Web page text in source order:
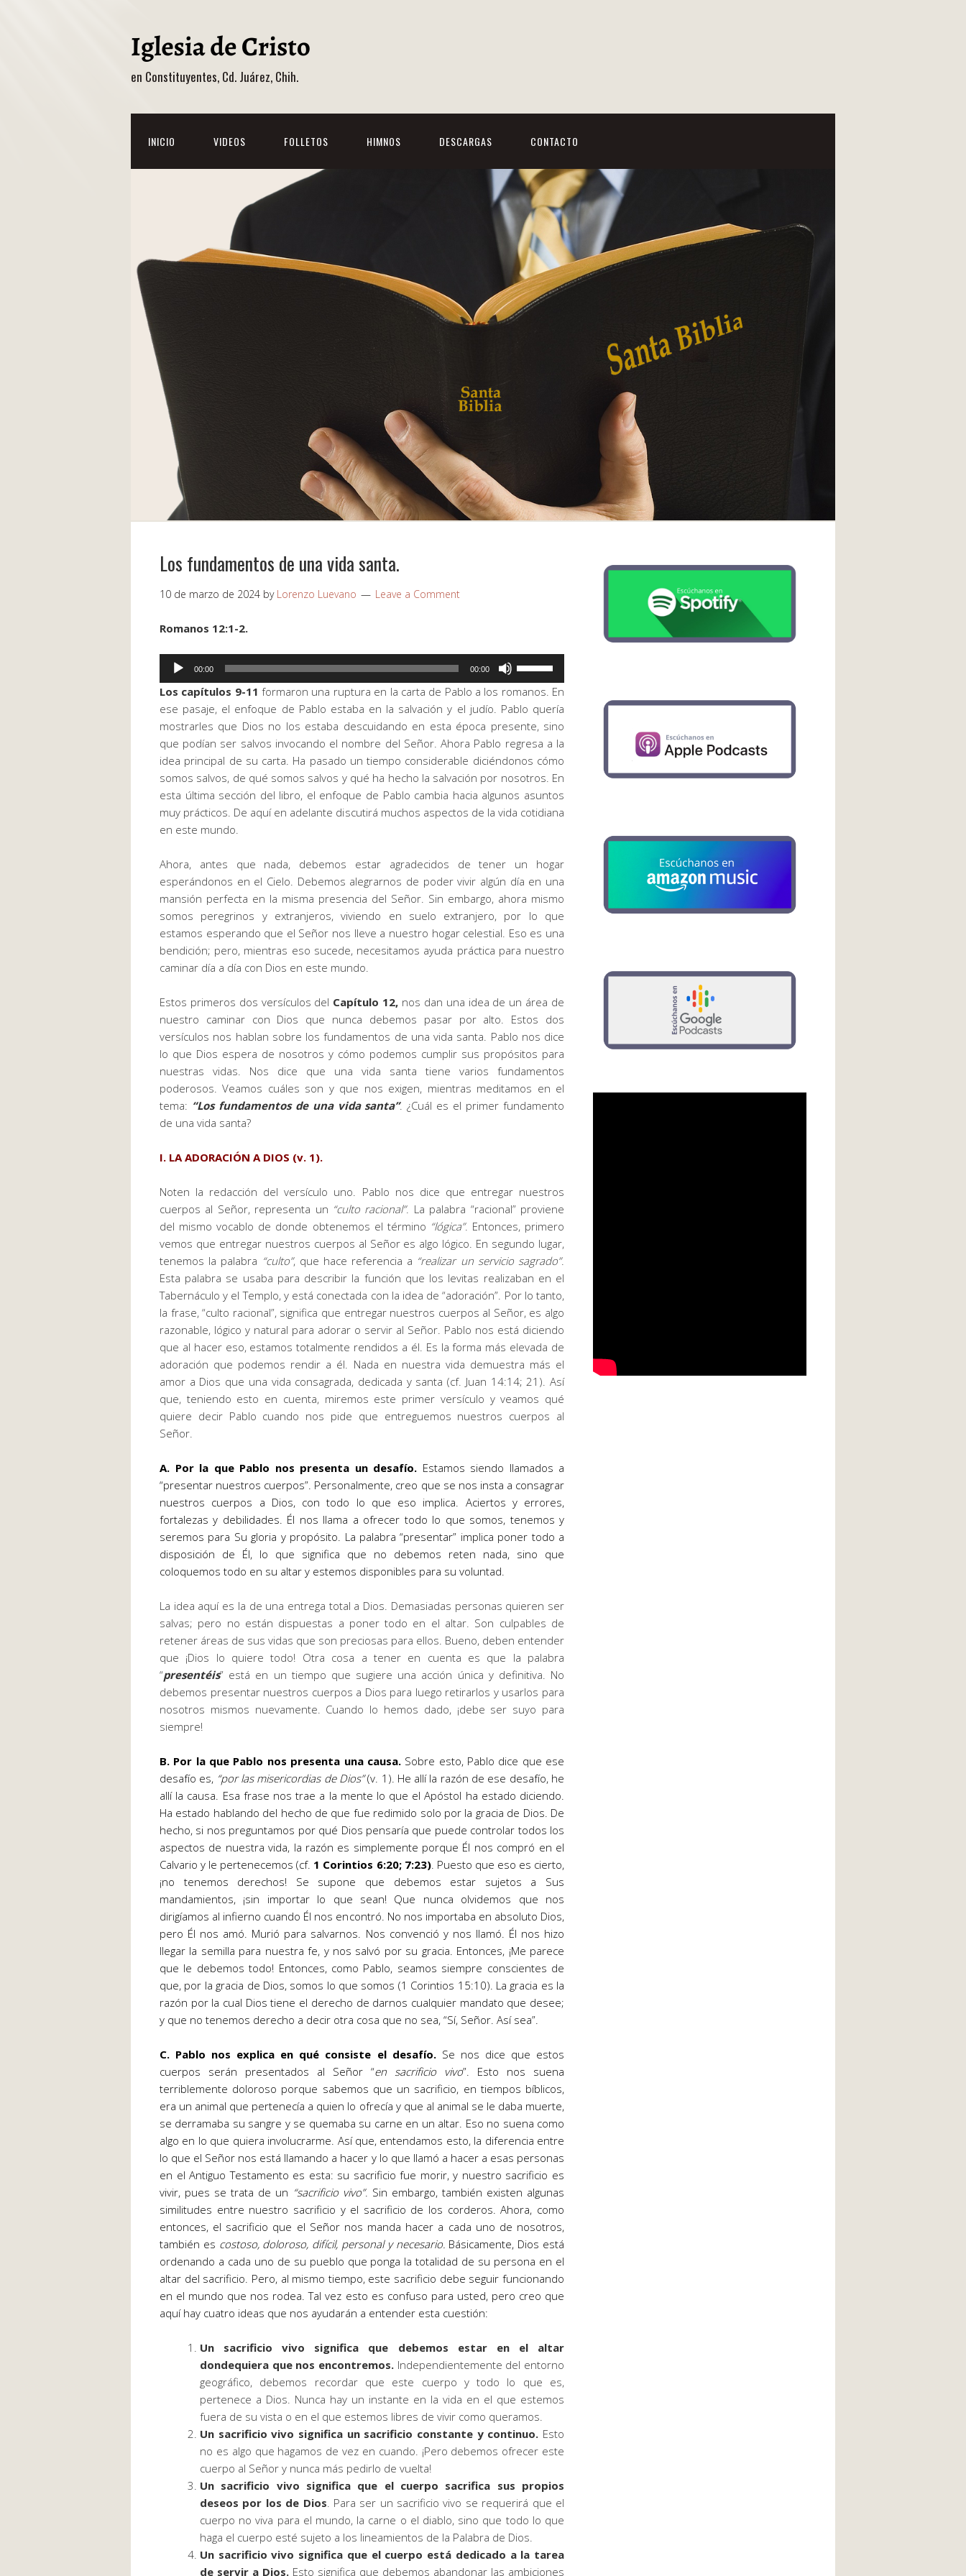
en Constituyentes, Cd. Juárez, Chih.
INICIO VIDEOS FOLLETOS HIMNOS DESCARGAS CONTACTO
Los fundamentos de una vida santa.
10 de marzo de 2024 by Lorenzo Luevano Leave a Comment
Romanos 12:1-2.
Reproductor
de
audio
00:00 00:00
teclas
de
flecha
arriba/abajo
para
aumentar
o
disminuir
Los capítulos 9-11 formaron una ruptura en la carta de Pablo a los romanos. En
ese pasaje, el enfoque de Pablo estaba en la salvación y el judío. Pablo quería
mostrarles que Dios no los estaba descuidando en esta época presente, sino
que podían ser salvos invocando el nombre del Señor. Ahora Pablo regresa a la
idea principal de su carta. Ha pasado un tiempo considerable diciéndonos cómo
somos salvos, de qué somos salvos y qué ha hecho la salvación por nosotros. En
esta última sección del libro, el enfoque de Pablo cambia hacia algunos asuntos
muy prácticos. De aquí en adelante discutirá muchos aspectos de la vida cotidiana
en este mundo.
Ahora, antes que nada, debemos estar agradecidos de tener un hogar
esperándonos en el Cielo. Debemos alegrarnos de poder vivir algún día en una
mansión perfecta en la misma presencia del Señor. Sin embargo, ahora mismo
somos peregrinos y extranjeros, viviendo en suelo extranjero, por lo que
estamos esperando que el Señor nos lleve a nuestro hogar celestial. Eso es una
bendición; pero, mientras eso sucede, necesitamos ayuda práctica para nuestro
caminar día a día con Dios en este mundo.
Estos primeros dos versículos del Capítulo 12, nos dan una idea de un área de
nuestro caminar con Dios que nunca debemos pasar por alto. Estos dos
versículos nos hablan sobre los fundamentos de una vida santa. Pablo nos dice
lo que Dios espera de nosotros y cómo podemos cumplir sus propósitos para
nuestras vidas. Nos dice que una vida santa tiene varios fundamentos
poderosos. Veamos cuáles son y que nos exigen, mientras meditamos en el
tema: “Los fundamentos de una vida santa”. ¿Cuál es el primer fundamento
de una vida santa?
I. LA ADORACIÓN A DIOS (v. 1).
Noten la redacción del versículo uno. Pablo nos dice que entregar nuestros
cuerpos al Señor, representa un “culto racional”. La palabra “racional” proviene
del mismo vocablo de donde obtenemos el término “lógica”. Entonces, primero
vemos que entregar nuestros cuerpos al Señor es algo lógico. En segundo lugar,
tenemos la palabra “culto”, que hace referencia a “realizar un servicio sagrado”.
Esta palabra se usaba para describir la función que los levitas realizaban en el
Tabernáculo y el Templo, y está conectada con la idea de “adoración”. Por lo tanto,
la frase, “culto racional”, significa que entregar nuestros cuerpos al Señor, es algo
razonable, lógico y natural para adorar o servir al Señor. Pablo nos está diciendo
que al hacer eso, estamos totalmente rendidos a él. Es la forma más elevada de
adoración que podemos rendir a él. Nada en nuestra vida demuestra más el
amor a Dios que una vida consagrada, dedicada y santa (cf. Juan 14:14; 21). Así
que, teniendo esto en cuenta, miremos este primer versículo y veamos qué
quiere decir Pablo cuando nos pide que entreguemos nuestros cuerpos al
Señor.
A. Por la que Pablo nos presenta un desafío. Estamos siendo llamados a
“presentar nuestros cuerpos”. Personalmente, creo que se nos insta a consagrar
nuestros cuerpos a Dios, con todo lo que eso implica. Aciertos y errores,
fortalezas y debilidades. Él nos llama a ofrecer todo lo que somos, tenemos y
seremos para Su gloria y propósito. La palabra “presentar” implica poner todo a
disposición de Él, lo que significa que no debemos reten nada, sino que
coloquemos todo en su altar y estemos disponibles para su voluntad.
La idea aquí es la de una entrega total a Dios. Demasiadas personas quieren ser
salvas; pero no están dispuestas a poner todo en el altar. Son culpables de
retener áreas de sus vidas que son preciosas para ellos. Bueno, deben entender
que ¡Dios lo quiere todo! Otra cosa a tener en cuenta es que la palabra
“presentéis” está en un tiempo que sugiere una acción única y definitiva. No
debemos presentar nuestros cuerpos a Dios para luego retirarlos y usarlos para
nosotros mismos nuevamente. Cuando lo hemos dado, ¡debe ser suyo para
siempre!
B. Por la que Pablo nos presenta una causa.Sobre esto, Pablo dice que ese
desafío es, “por las misericordias de Dios”(v. 1). He allí la razón de ese desafío, he
allí la causa. Esa frase nos trae a la mente lo que el Apóstol ha estado diciendo.
Ha estado hablando del hecho de que fue redimido solo por la gracia de Dios. De
hecho, si nos preguntamos por qué Dios pensaría que puede controlar todos los
aspectos de nuestra vida, la razón es simplemente porque Él nos compró en el
Calvario y le pertenecemos (cf. 1 Corintios 6:20; 7:23). Puesto que eso es cierto,
¡no tenemos derechos! Se supone que debemos estar sujetos a Sus
mandamientos, ¡sin importar lo que sean! Que nunca olvidemos que nos
dirigíamos al infierno cuando Él nos encontró. No nos importaba en absoluto Dios,
pero Él nos amó. Murió para salvarnos. Nos convenció y nos llamó. Él nos hizo
llegar la semilla para nuestra fe, y nos salvó por su gracia. Entonces, ¡Me parece
que le debemos todo! Entonces, como Pablo, seamos siempre conscientes de
que, por la gracia de Dios, somos lo que somos (1 Corintios 15:10). La gracia es la
razón por la cual Dios tiene el derecho de darnos cualquier mandato que desee;
y que no tenemos derecho a decir otra cosa que no sea, “Sí, Señor. Así sea”.
C. Pablo nos explica en qué consiste el desafío.Se nos dice que estos
cuerpos serán presentados al Señor “en sacrificio vivo”. Esto nos suena
terriblemente doloroso porque sabemos que un sacrificio, en tiempos bíblicos,
era un animal que pertenecía a quien lo ofrecía y que al animal se le daba muerte,
se derramaba su sangre y se quemaba su carne en un altar. Eso no suena como
algo en lo que quiera involucrarme. Así que, entendamos esto, la diferencia entre
lo que el Señor nos está llamando a hacer y lo que llamó a hacer a esas personas
en el Antiguo Testamento es esta: su sacrificio fue morir, y nuestro sacrificio es
vivir, pues se trata de un “sacrificio vivo”. Sin embargo, también existen algunas
similitudes entre nuestro sacrificio y el sacrificio de los corderos. Ahora, como
entonces, el sacrificio que el Señor nos manda hacer a cada uno de nosotros,
también es costoso, doloroso, difícil, personal y necesario. Básicamente, Dios está
ordenando a cada uno de su pueblo que ponga la totalidad de su persona en el
altar del sacrificio. Pero, al mismo tiempo, este sacrificio debe seguir funcionando
en el mundo que nos rodea. Tal vez esto es confuso para usted, pero creo que
aquí hay cuatro ideas que nos ayudarán a entender esta cuestión:
Un sacrificio vivo significa que debemos estar en el altar
dondequiera que nos encontremos. Independientemente del entorno
geográfico, debemos recordar que este cuerpo y todo lo que es,
pertenece a Dios. Nunca hay un instante en la vida en el que estemos
fuera de su vista o en el que estemos libres de vivir como queramos.
Un sacrificio vivo significa un sacrificio constante y continuo. Esto
no es algo que hagamos de vez en cuando. ¡Pero debemos ofrecer este
cuerpo al Señor y nunca más pedirlo de vuelta!
Un sacrificio vivo significa que el cuerpo sacrifica sus propios
deseos por los de Dios. Para ser un sacrificio vivo se requerirá que el
cuerpo no viva para el mundo, la carne o el diablo, sino que todo lo que
haga el cuerpo esté sujeto a los lineamientos de la Palabra de Dios.
Un sacrificio vivo significa que el cuerpo está dedicado a la tarea
de servir a Dios. Esto significa que debemos abandonar las ambiciones